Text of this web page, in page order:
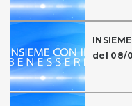
del 08/